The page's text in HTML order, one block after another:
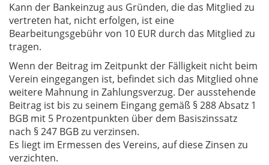
Kann der Bankeinzug aus Gründen, die das Mitglied zu
vertreten hat, nicht erfolgen, ist eine
Bearbeitungsgebühr von 10 EUR durch das Mitglied zu
tragen.
Wenn der Beitrag im Zeitpunkt der Fälligkeit nicht beim
Verein eingegangen ist, befindet sich das Mitglied ohne
weitere Mahnung in Zahlungsverzug. Der ausstehende
Beitrag ist bis zu seinem Eingang gemäß § 288 Absatz 1
BGB mit 5 Prozentpunkten über dem Basiszinssatz
nach § 247 BGB zu verzinsen.
Es liegt im Ermessen des Vereins, auf diese Zinsen zu
verzichten.